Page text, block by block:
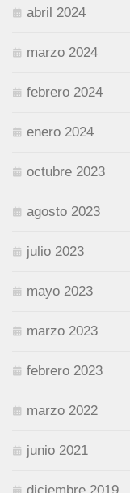
abril 2024
marzo 2024
febrero 2024
enero 2024
octubre 2023
agosto 2023
julio 2023
mayo 2023
marzo 2023
febrero 2023
marzo 2022
junio 2021